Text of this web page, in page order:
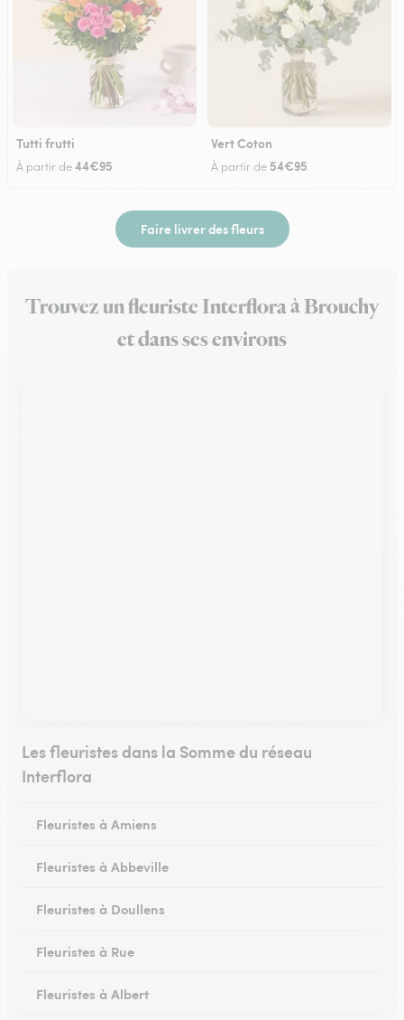
Tutti frutti
À partir de44€95
Vert Coton
À partir de 54€95
Faire livrer des fleurs
Trouvez un fleuriste Interflora à Brouchy
et dans ses environs
Les fleuristes dans la Somme du réseau
Interflora
Fleuristes à Amiens
Fleuristes à Abbeville
Fleuristes à Doullens
Fleuristes à Rue
Fleuristes à Albert